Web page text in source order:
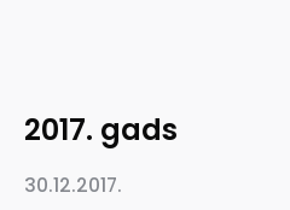
2017. gads
30.12.2017.